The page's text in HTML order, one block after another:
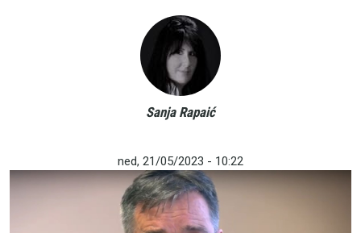
Sanja Rapaić
ned, 21/05/2023 - 10:22